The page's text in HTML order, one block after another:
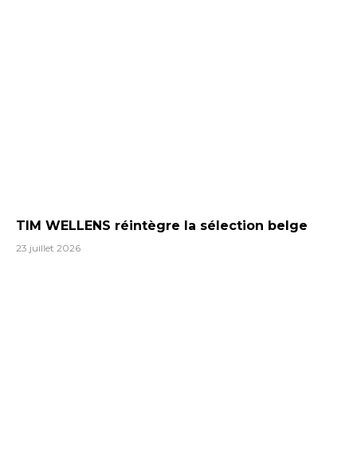
TIM WELLENS réintègre la sélection belge
23 juillet 2026